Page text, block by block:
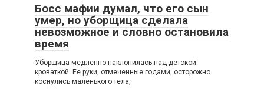
Босс мафии думал, что его сын
умер, но уборщица сделала
невозможное и словно остановила
время
Уборщица медленно наклонилась над детской
кроваткой. Ее руки, отмеченные годами, осторожно
коснулись маленького тела,